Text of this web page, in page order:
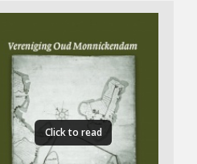
Click to read